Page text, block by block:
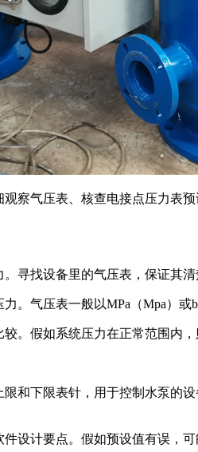
察气压表、核查电接点压力表
寻找设备里的气压表，保证其清
气压表一般以MPa（Mpa）或
。假如系统压力在正常范围内
和下限表针，用于控制水泵的
设计要点。假如预设值有误，